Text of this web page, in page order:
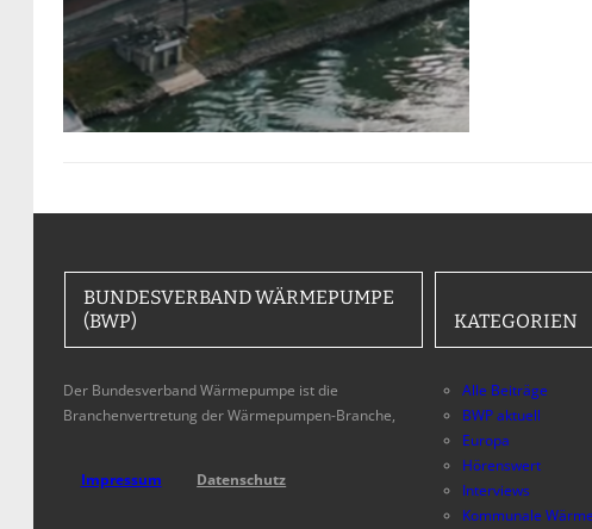
BUNDESVERBAND WÄRMEPUMPE
(BWP)
Der Bundesverband Wärmepumpe ist die
Branchenvertretung der Wärmepumpen-Branche,
Impressum Datenschutz
KATEGORIEN
Alle Beiträge
BWP aktuell
Europa
Hörenswert
Interviews
Kommunale